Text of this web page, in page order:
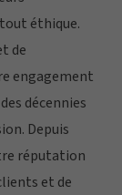
éthique.
de
engagement
décennies
Depuis
réputation
et de